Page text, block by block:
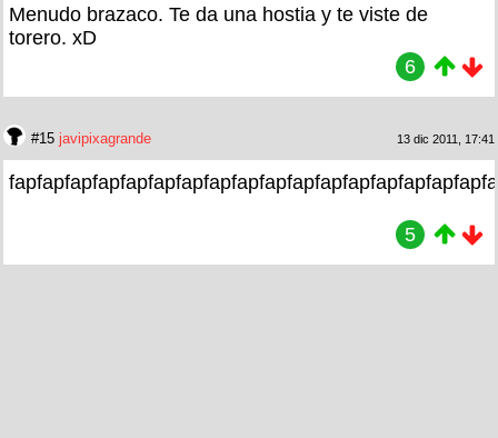
Menudo brazaco. Te da una hostia y te viste de
torero. xD
6
#15 javipixagrande 13 dic 2011, 17:41
5